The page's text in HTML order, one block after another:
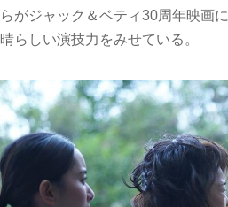
らがジャック＆ベティ30周年映画
晴らしい演技⼒をみせている。